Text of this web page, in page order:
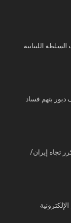
اللبنانية
بتهم فساد
تجاه إيران/